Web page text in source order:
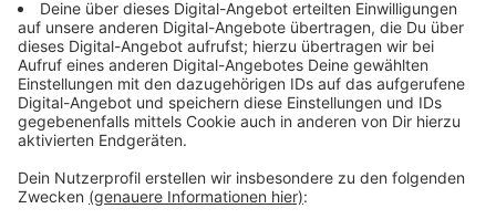
Anliegen der Universität Siegen. Die Verlängerung des
Graduiertenkollegs ist deshalb ein großartiger Erfolg”,
heißt es in einer Pressemitteilung der Uni.